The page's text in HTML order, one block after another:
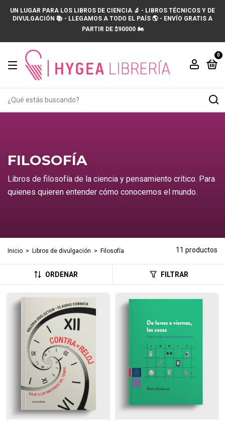
UN LUGAR PARA LOS LIBROS DE CIENCIA 🔬 - LIBROS TÉCNICOS Y DE
DIVULGACIÓN 📚 - LLEGAMOS A TODO EL PAÍS 🌎 - ENVÍO GRATIS A
PARTIR DE $90000 🏍️
0
FILOSOFÍA
Libros de filosofía de la ciencia y pensamiento crítico. Para
quienes quieren entender cómo conocemos el mundo.
Inicio > Libros de divulgación > Filosofía 11 productos
ORDENAR FILTRAR